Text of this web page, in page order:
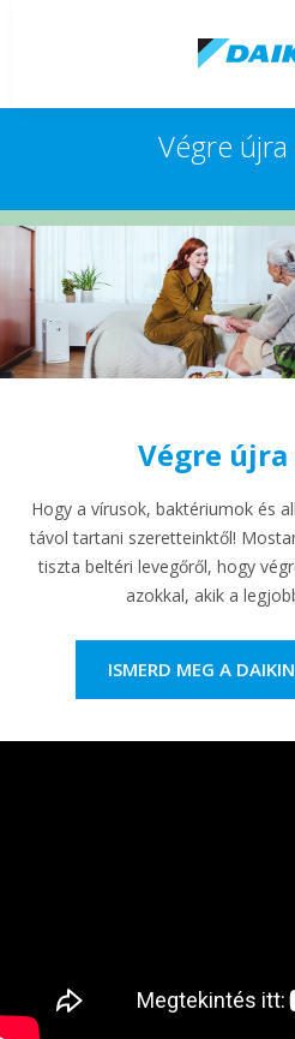
Végre
Végre
Hogy a vírusok, baktériumok és
távol tartani szeretteinktől!
tiszta beltéri levegőről, hogy
azokkal, akik a
ISMERD MEG A